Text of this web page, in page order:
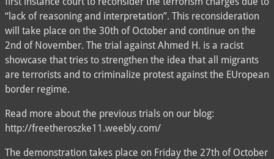
“lack of reasoning and interpretation”. This reconsideration
will take place on the 30th of October and continue on the
2nd of November. The trial against Ahmed H. is a racist
showcase that tries to strengthen the idea that all migrants
are terrorists and to criminalize protest against the EUropean
border regime.
Read more about the previous trials on our blog:
http://freetheroszke11.weebly.com/
The demonstration takes place on Friday the 27th of October